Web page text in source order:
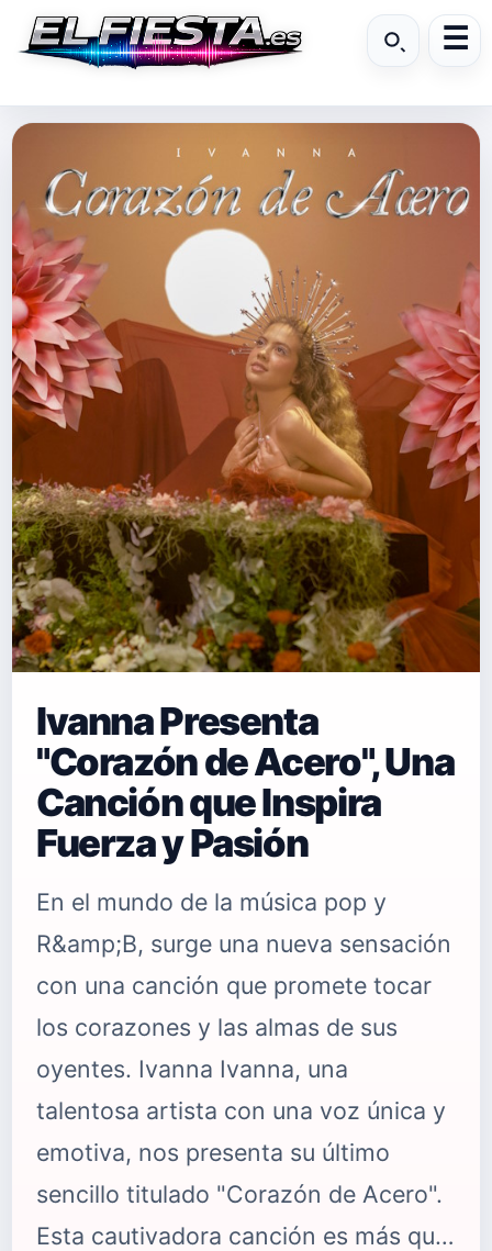
Ivanna Presenta
"Corazón de Acero", Una
Canción que Inspira
Fuerza y Pasión
En el mundo de la música pop y
R&amp;B, surge una nueva sensación
con una canción que promete tocar
los corazones y las almas de sus
oyentes. Ivanna Ivanna, una
talentosa artista con una voz única y
emotiva, nos presenta su último
sencillo titulado "Corazón de Acero".
Esta cautivadora canción es más que